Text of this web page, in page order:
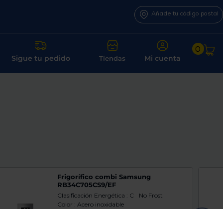
Añade tu código postal
Sigue tu pedido Tiendas Mi cuenta
0
Frigorífico combi Samsung
RB34C705CS9/EF
Clasificación Energética : C
No Frost
Color : Acero inoxidable